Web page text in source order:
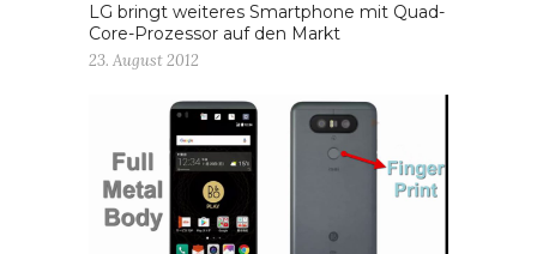
LG bringt weiteres Smartphone mit Quad-
Core-Prozessor auf den Markt
23. August 2012